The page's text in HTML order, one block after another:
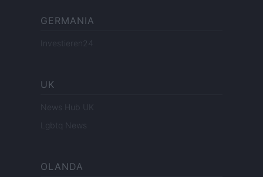
GERMANIA
Investieren24
UK
News Hub UK
Lgbtq News
OLANDA